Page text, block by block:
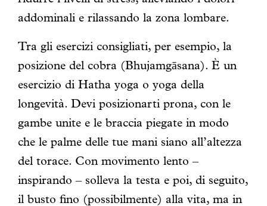
addominali e rilassando la zona lombare.
Tra gli esercizi consigliati, per esempio, la
posizione del cobra (Bhujamgāsana). È un
esercizio di Hatha yoga o yoga della
longevità. Devi posizionarti prona, con le
gambe unite e le braccia piegate in modo
che le palme delle tue mani siano all’altezza
del torace. Con movimento lento –
inspirando – solleva la testa e poi, di seguito,
il busto fino (possibilmente) alla vita, ma in